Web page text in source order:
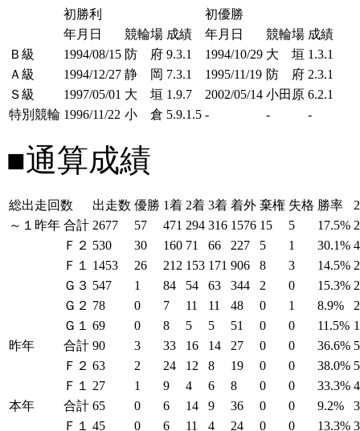
初勝利
初優勝
年月日
競輪場 成績 年月日 競輪場 成績
Ｂ級
1994/08/15 防 府 9.3.1 1994/10/29 大 垣 1.3.1
Ａ級
1994/12/27 静 岡 7.3.1 1995/11/19 防 府 2.3.1
Ｓ級
1997/05/01 大 垣 1.9.7 2002/05/14 小田原 6.2.1
特別競輪 1996/11/22 小 倉 5.9.1.5 - - -
■通算成績
総出走回数 出走数 優勝 1着 2着 3着 着外 棄権 失格 勝率
～１昨年 合計 2677 57 471 294 316 1576 15 5 17.5%
Ｆ２ 530 30 160 71 66 227 5 1 30.1%
Ｆ１
1453 26 212 153 171 906 8 3 14.5%
Ｇ３ 547 1 84 54 63 344 2 0 15.3%
Ｇ２ 78 0 7 11 11 48 0 1 8.9%
Ｇ１
69 0 8 5 5 51 0 0 11.5%
昨年
合計 90 3 33 16 14 27 0 0 36.6%
Ｆ２ 63 2 24 12 8 19 0 0 38.0%
Ｆ１
27 1 9 4 6 8 0 0 33.3%
本年
合計 65 0 6 14 9 36 0 0 9.2%
Ｆ１
45 0 6 11 4 24 0 0 13.3%